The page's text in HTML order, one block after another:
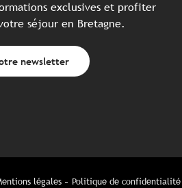
exclusives et profiter
séjour en Bretagne.
newsletter
légales Politique de confidentialité